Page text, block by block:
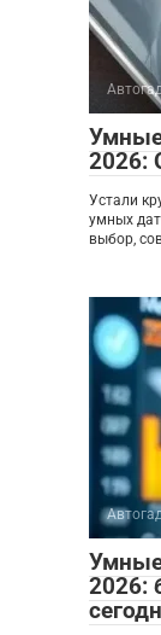
2026:
Устали
умных
выбор,
2026: